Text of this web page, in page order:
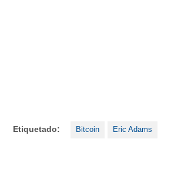
Etiquetado: Bitcoin Eric Adams